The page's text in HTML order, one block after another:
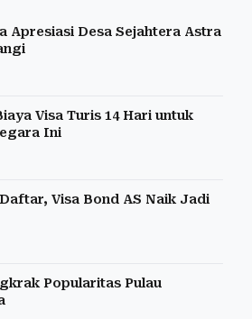
Apresiasi Desa Sejahtera Astra
Visa Turis 14 Hari untuk
Ini
Visa Bond AS Naik Jadi
Popularitas Pulau